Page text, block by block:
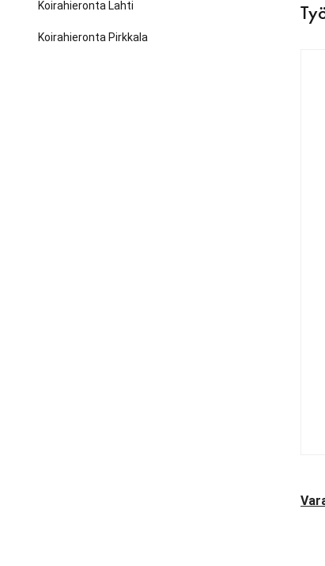
Koirahieronta Lahti
Koirahieronta Pirkkala